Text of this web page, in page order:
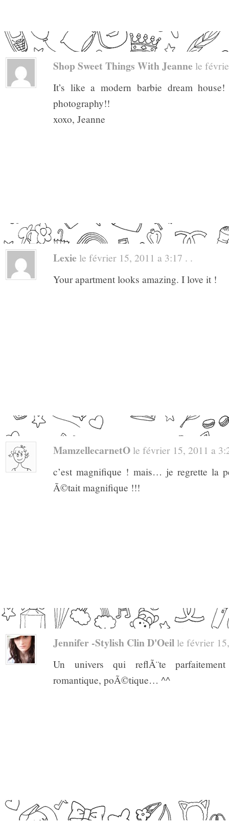
Shop Sweet Things With Jeanne le
It’s like a modern barbie dream
photography!!
xoxo, Jeanne
Lexie le février 15, 2011 a 3:17 . .
Your apartment looks amazing. I love it !
MamzellecarnetO le février 15, 2011 a
c’est magnifique ! mais… je regrette la
Ã©tait magnifique !!!
Jennifer -Stylish Clin D'Oeil le février
Un univers qui reflÃ¨te
romantique, poÃ©tique… ^^